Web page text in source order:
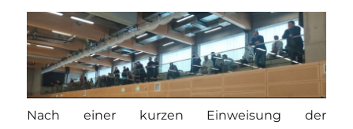
Nach einer kurzen Einweisung der